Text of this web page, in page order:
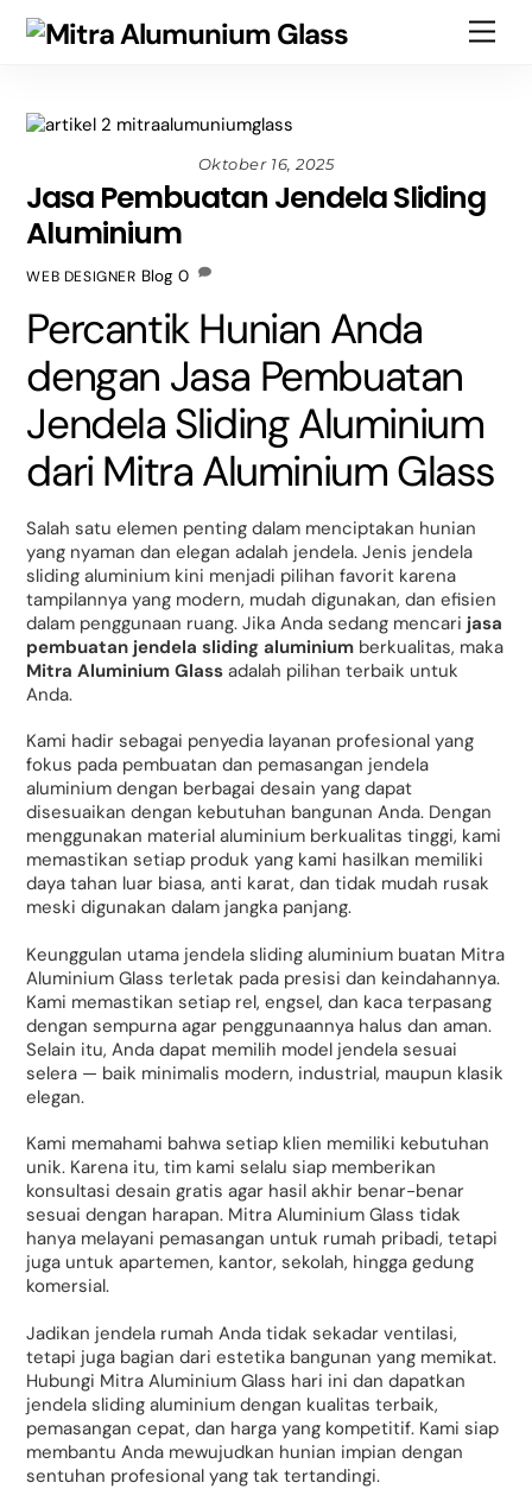
Oktober 16, 2025
Jasa Pembuatan Jendela Sliding
Aluminium
WEB DESIGNER Blog 0
Percantik Hunian Anda
dengan Jasa Pembuatan
Jendela Sliding Aluminium
dari Mitra Aluminium Glass
Salah satu elemen penting dalam menciptakan hunian
yang nyaman dan elegan adalah jendela. Jenis jendela
sliding aluminium kini menjadi pilihan favorit karena
tampilannya yang modern, mudah digunakan, dan efisien
dalam penggunaan ruang. Jika Anda sedang mencari jasa
pembuatan jendela sliding aluminium berkualitas, maka
Mitra Aluminium Glass adalah pilihan terbaik untuk
Anda.
Kami hadir sebagai penyedia layanan profesional yang
fokus pada pembuatan dan pemasangan jendela
aluminium dengan berbagai desain yang dapat
disesuaikan dengan kebutuhan bangunan Anda. Dengan
menggunakan material aluminium berkualitas tinggi, kami
memastikan setiap produk yang kami hasilkan memiliki
daya tahan luar biasa, anti karat, dan tidak mudah rusak
meski digunakan dalam jangka panjang.
Keunggulan utama jendela sliding aluminium buatan Mitra
Aluminium Glass terletak pada presisi dan keindahannya.
Kami memastikan setiap rel, engsel, dan kaca terpasang
dengan sempurna agar penggunaannya halus dan aman.
Selain itu, Anda dapat memilih model jendela sesuai
selera — baik minimalis modern, industrial, maupun klasik
elegan.
Kami memahami bahwa setiap klien memiliki kebutuhan
unik. Karena itu, tim kami selalu siap memberikan
konsultasi desain gratis agar hasil akhir benar-benar
sesuai dengan harapan. Mitra Aluminium Glass tidak
hanya melayani pemasangan untuk rumah pribadi, tetapi
juga untuk apartemen, kantor, sekolah, hingga gedung
komersial.
Jadikan jendela rumah Anda tidak sekadar ventilasi,
tetapi juga bagian dari estetika bangunan yang memikat.
Hubungi Mitra Aluminium Glass hari ini dan dapatkan
jendela sliding aluminium dengan kualitas terbaik,
pemasangan cepat, dan harga yang kompetitif. Kami siap
membantu Anda mewujudkan hunian impian dengan
sentuhan profesional yang tak tertandingi.
Back
To